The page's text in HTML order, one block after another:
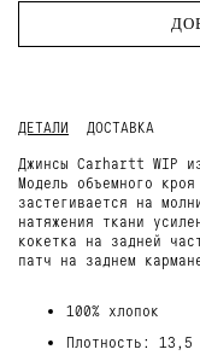
ДЕТАЛИ
ДОСТАВКА
Джинсы Carhartt WIP
Модель объемного
застегивается на
натяжения ткани
кокетка на задней
патч на заднем
100% хлопок
Плотность: 13,5